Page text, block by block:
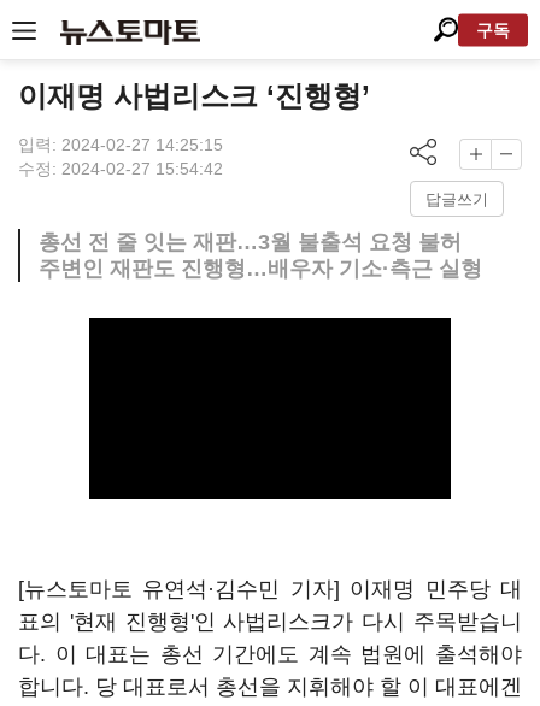
구독
이재명 사법리스크 ‘진행형’
입력: 2024-02-27 14:25:15
수정: 2024-02-27 15:54:42
답글쓰기
총선 전 줄 잇는 재판…3월 불출석 요청 불허
주변인 재판도 진행형…배우자 기소·측근 실형
[뉴스토마토 유연석·김수민 기자] 이재명 민주당 대
표의 '현재 진행형'인 사법리스크가 다시 주목받습니
다. 이 대표는 총선 기간에도 계속 법원에 출석해야
합니다. 당 대표로서 총선을 지휘해야 할 이 대표에겐